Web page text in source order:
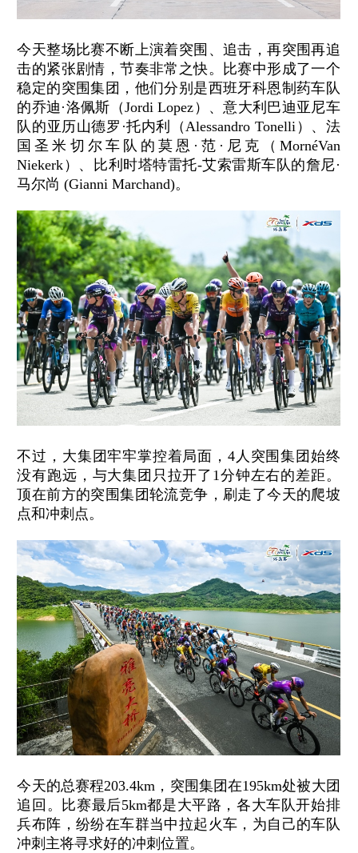
今天整场比赛不断上演着突围、追击，再突围再追
击的紧张剧情，节奏非常之快。比赛中形成了一个
稳定的突围集团，他们分别是西班牙科恩制药车队
的乔迪·洛佩斯（Jordi Lopez）、意大利巴迪亚尼车
队的亚历山德罗·托内利（Alessandro Tonelli）、法
国圣米切尔车队的莫恩·范·尼克（MornéVan
Niekerk）、比利时塔特雷托-艾索雷斯车队的詹尼·
马尔尚 (Gianni Marchand)。
不过，大集团牢牢掌控着局面，4人突围集团始终
没有跑远，与大集团只拉开了1分钟左右的差距。
顶在前方的突围集团轮流竞争，刷走了今天的爬坡
点和冲刺点。
今天的总赛程203.4km，突围集团在195km处被大团
追回。比赛最后5km都是大平路，各大车队开始排
兵布阵，纷纷在车群当中拉起火车，为自己的车队
冲刺主将寻求好的冲刺位置。